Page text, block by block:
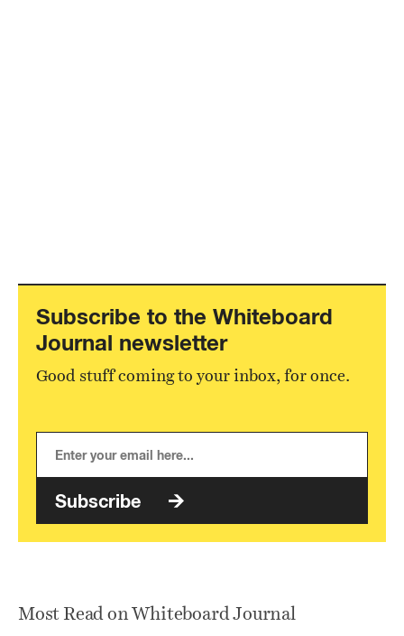
Subscribe to the Whiteboard
Journal newsletter
Good stuff coming to your inbox, for once.
Subscribe
Most Read on Whiteboard Journal